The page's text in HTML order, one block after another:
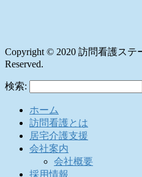
Copyright © 2020 訪問看護ス
Reserved.
検索:
ホーム
訪問看護とは
居宅介護支援
会社案内
会社概要
採用情報